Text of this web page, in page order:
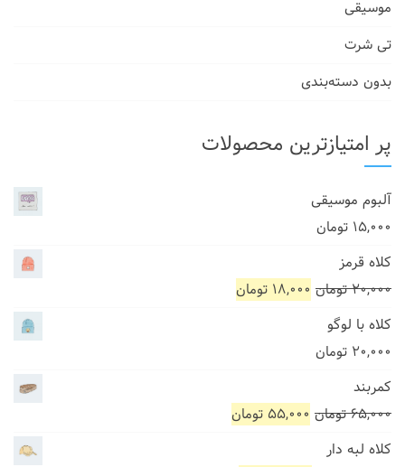
موسیقی
تی شرت
بدون دسته‌بندی
پر امتیازترین محصولات
آلبوم موسیقی
۱۵,۰۰۰ تومان
کلاه قرمز
۲۰,۰۰۰ تومان ۱۸,۰۰۰ تومان
کلاه با لوگو
۲۰,۰۰۰ تومان
کمربند
۶۵,۰۰۰ تومان ۵۵,۰۰۰ تومان
کلاه لبه دار